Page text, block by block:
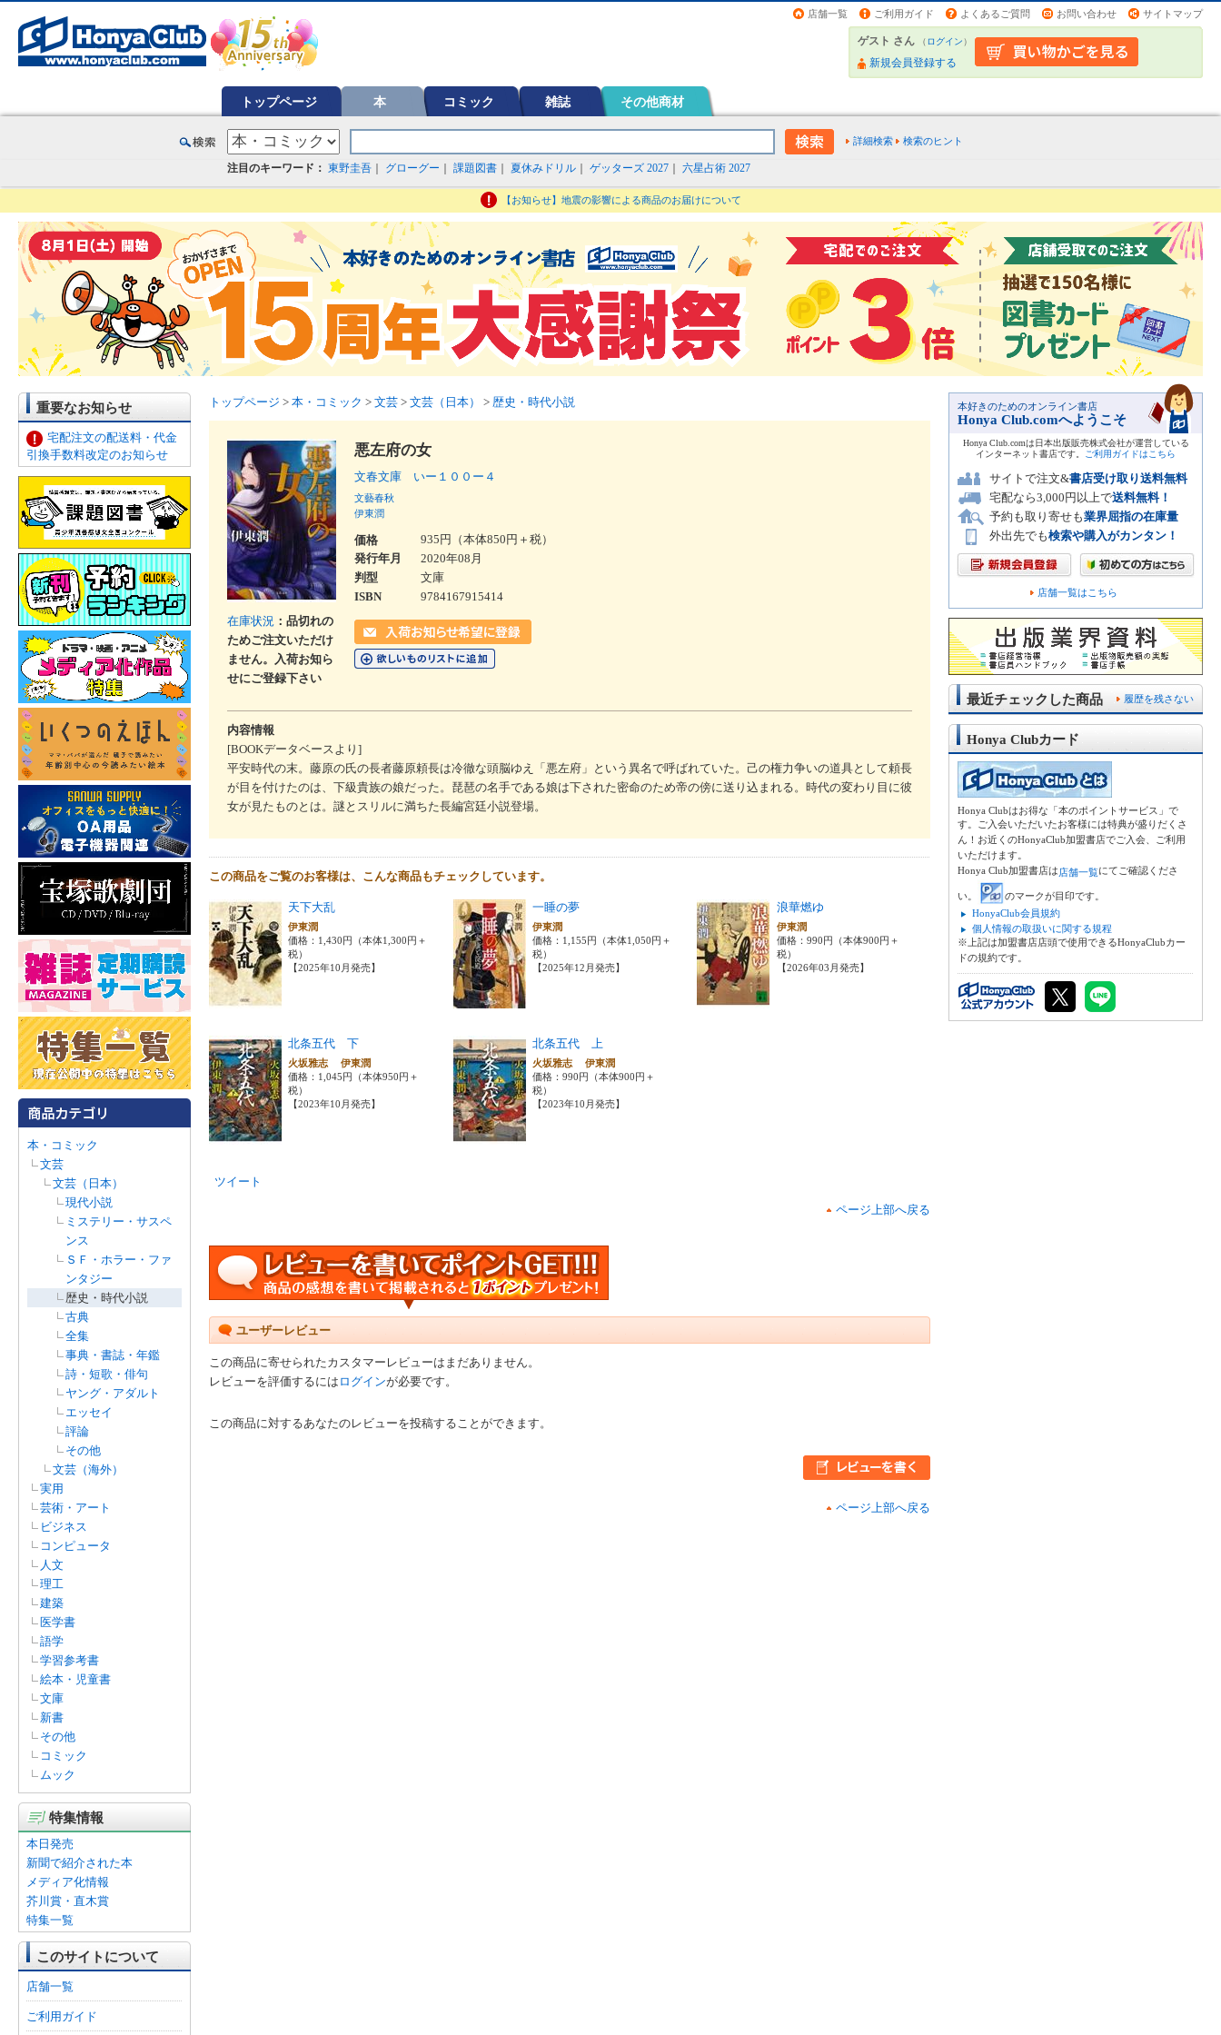
店舗一覧 ご利用ガイド よくあるご質問 お問い合わせ サイトマップ
ゲスト さん （ログイン）
新規会員登録する
トップページ 本 コミック 雑誌 その他商材
詳細検索 検索のヒント
注目のキーワード： 東野圭吾 グローグー 課題図書 夏休みドリル ゲッターズ 2027 六星占術 2027
【お知らせ】地震の影響による商品のお届けについて
重要なお知らせ
宅配注文の配送料・代金
引換手数料改定のお知らせ
本・コミック
文芸
文芸（日本）
現代小説
ミステリー・サスペ
ンス
ＳＦ・ホラー・ファ
ンタジー
歴史・時代小説
古典
全集
事典・書誌・年鑑
詩・短歌・俳句
ヤング・アダルト
エッセイ
評論
その他
文芸（海外）
実用
芸術・アート
ビジネス
コンピュータ
人文
理工
建築
医学書
語学
学習参考書
絵本・児童書
文庫
新書
その他
コミック
ムック
特集情報
本日発売
新聞で紹介された本
メディア化情報
芥川賞・直木賞
特集一覧
このサイトについて
店舗一覧
ご利用ガイド
トップページ > 本・コミック > 文芸 > 文芸（日本） > 歴史・時代小説
在庫状況 ：品切れの
ためご注文いただけ
ません。入荷お知ら
せにご登録下さい
悪左府の女
文春文庫 いー１００ー４
文藝春秋
伊東潤
価格
935円（本体850円＋税）
発行年月
2020年08月
判型
文庫
ISBN
9784167915414
内容情報
[BOOKデータベースより]
平安時代の末。藤原の氏の長者藤原頼長は冷徹な頭脳ゆえ「悪左府」という異名で呼ばれていた。己の権力争いの道具として頼長
が目を付けたのは、下級貴族の娘だった。琵琶の名手である娘は下された密命のため帝の傍に送り込まれる。時代の変わり目に彼
女が見たものとは。謎とスリルに満ちた長編宮廷小説登場。
この商品をご覧のお客様は、こんな商品もチェックしています。
天下大乱
伊東潤
価格：1,430円（本体1,300円＋
税）
【2025年10月発売】
一睡の夢
伊東潤
価格：1,155円（本体1,050円＋
税）
【2025年12月発売】
浪華燃ゆ
伊東潤
価格：990円（本体900円＋
税）
【2026年03月発売】
北条五代 下
火坂雅志 伊東潤
価格：1,045円（本体950円＋
税）
【2023年10月発売】
北条五代 上
火坂雅志 伊東潤
価格：990円（本体900円＋
税）
【2023年10月発売】
ツイート
ページ上部へ戻る
ユーザーレビュー
この商品に寄せられたカスタマーレビューはまだありません。
レビューを評価するには ログインが必要です。
この商品に対するあなたのレビューを投稿することができます。
ページ上部へ戻る
本好きのためのオンライン書店
Honya Club.comへようこそ
Honya Club.comは日本出版販売株式会社が運営している
インターネット書店です。
ご利用ガイドはこちら
サイトで注文&書店受け取り送料無料
宅配なら3,000円以上で送料無料！
予約も取り寄せも業界屈指の在庫量
外出先でも検索や購入がカンタン！
店舗一覧はこちら
履歴を残さない
最近チェックした商品
Honya Clubカード
Honya Clubはお得な「本のポイントサービス」で
す。ご入会いただいたお客様には特典が盛りだくさ
ん！お近くのHonyaClub加盟書店でご入会、ご利用
いただけます。
Honya Club加盟書店は店舗一覧にてご確認くださ
い。
のマークが目印です。
HonyaClub会員規約
個人情報の取扱いに関する規程
※上記は加盟書店店頭で使用できるHonyaClubカー
ドの規約です。